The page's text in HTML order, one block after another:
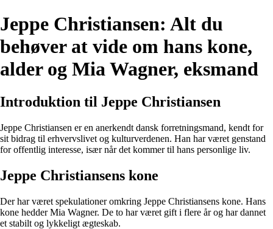
Jeppe Christiansen: Alt du
behøver at vide om hans kone,
alder og Mia Wagner, eksmand
Introduktion til Jeppe Christiansen
Jeppe Christiansen er en anerkendt dansk forretningsmand, kendt for
sit bidrag til erhvervslivet og kulturverdenen. Han har været genstand
for offentlig interesse, især når det kommer til hans personlige liv.
Jeppe Christiansens kone
Der har været spekulationer omkring Jeppe Christiansens kone. Hans
kone hedder Mia Wagner. De to har været gift i flere år og har dannet
et stabilt og lykkeligt ægteskab.